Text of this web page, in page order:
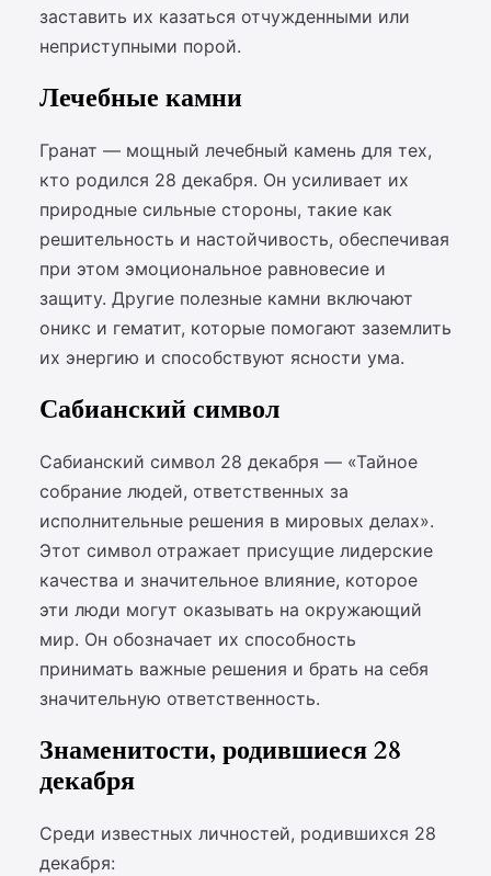
заставить их казаться отчужденными или
неприступными порой.
Лечебные камни
Гранат — мощный лечебный камень для тех,
кто родился 28 декабря. Он усиливает их
природные сильные стороны, такие как
решительность и настойчивость, обеспечивая
при этом эмоциональное равновесие и
защиту. Другие полезные камни включают
оникс и гематит, которые помогают заземлить
их энергию и способствуют ясности ума.
Сабианский символ
Сабианский символ 28 декабря — «Тайное
собрание людей, ответственных за
исполнительные решения в мировых делах».
Этот символ отражает присущие лидерские
качества и значительное влияние, которое
эти люди могут оказывать на окружающий
мир. Он обозначает их способность
принимать важные решения и брать на себя
значительную ответственность.
Знаменитости, родившиеся 28
декабря
Среди известных личностей, родившихся 28
декабря: